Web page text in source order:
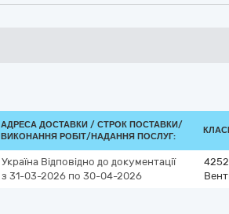
АДРЕСА ДОСТАВКИ / СТРОК ПОСТАВКИ/
ВИКОНАННЯ РОБІТ/НАДАННЯ ПОСЛУГ:
Україна Відповідно до документації
з 31-03-2026 по 30-04-2026